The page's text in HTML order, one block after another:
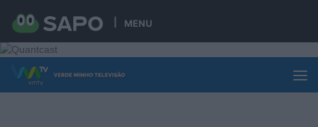
MENU
Skip to content